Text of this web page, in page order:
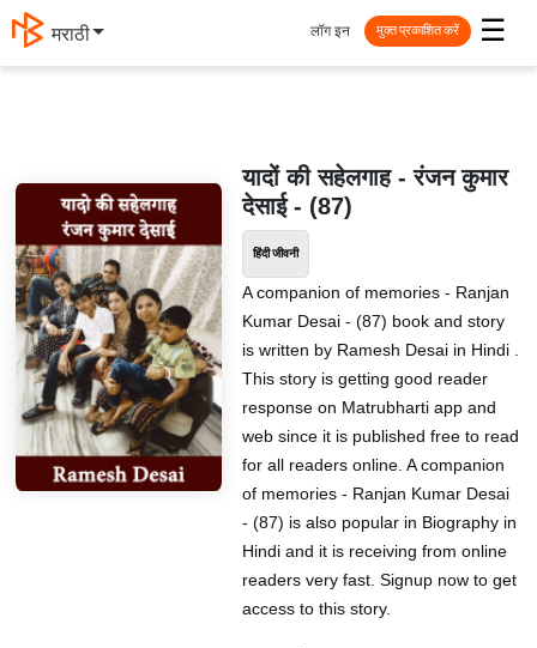
मराठी ☰
लॉग इन मुक्त प्रकाशित करें
यादों की सहेलगाह - रंजन कुमार
देसाई - (87)
हिंदी जीवनी
A companion of memories - Ranjan
Kumar Desai - (87) book and story
is written by Ramesh Desai in Hindi .
This story is getting good reader
response on Matrubharti app and
web since it is published free to read
for all readers online. A companion
of memories - Ranjan Kumar Desai
- (87) is also popular in Biography in
Hindi and it is receiving from online
readers very fast. Signup now to get
access to this story.